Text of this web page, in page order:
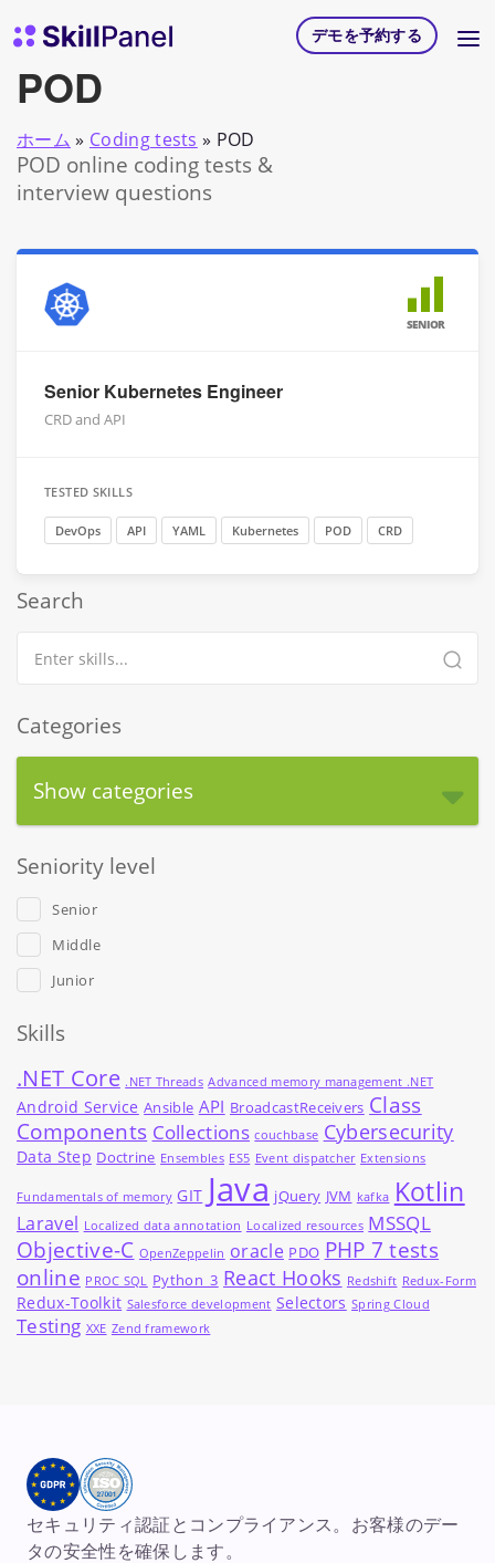
スキルパネル ホームページ
デモを予約する
POD
ホーム » Coding tests » POD
POD online coding tests &
interview questions
SENIOR
Senior Kubernetes Engineer
CRD and API
TESTED SKILLS
DevOps API YAML Kubernetes POD CRD
Search
Categories
Show categories
Seniority level
Senior
Middle
Junior
Skills
.NET Core .NET Threads Advanced memory management .NET
Android Service Ansible API BroadcastReceivers Class
Components Collections couchbase Cybersecurity
Data Step Doctrine Ensembles ES5 Event dispatcher Extensions
Fundamentals of memory GIT Java jQuery JVM kafka Kotlin
Laravel Localized data annotation Localized resources MSSQL
Objective-C OpenZeppelin oracle PDO PHP 7 tests
online PROC SQL Python_3 React Hooks Redshift Redux-Form
Redux-Toolkit Salesforce development Selectors Spring Cloud
Testing XXE Zend framework
セキュリティ認証とコンプライアンス。お客様のデー
タの安全性を確保します。